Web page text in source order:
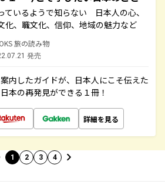
ているようで知らない 日本人の心、
化、職文化、信仰、地域の魅力など
旅の読み物
発売
内したガイドが、日本人にこそ伝えた
本の再発見ができる１冊！
詳細を見る
1 2 3 4